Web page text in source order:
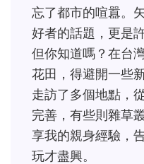
忘了都市的喧囂。
好者的話題，更是
但你知道嗎？在台
花田，得避開一些
走訪了多個地點，
完善，有些則雜草
享我的親身經驗，
玩才盡興。